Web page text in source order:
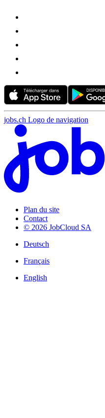
jobs.ch Logo de navigation
Plan du site
Contact
© 2026 JobCloud SA
Deutsch
Français
English